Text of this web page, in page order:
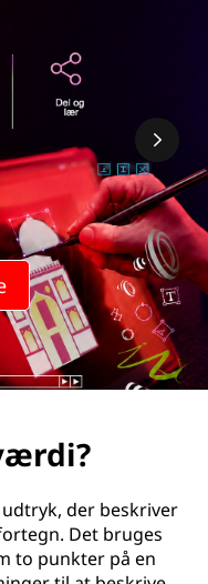
der beskriver
Det bruges
to punkter på en